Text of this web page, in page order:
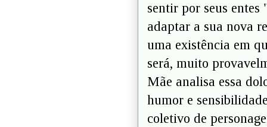
sentir por seus
adaptar a sua nova
uma existência em
será, muito
Mãe analisa essa
humor e
coletivo de